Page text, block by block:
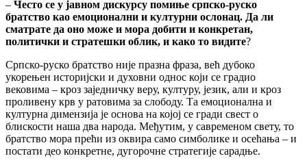
– Често се у јавном дискурсу помиње српско-руско
братство као емоционални и културни ослонац. Да ли
сматрате да оно може и мора добити и конкретан,
политички и стратешки облик, и како то видите?
Српско-руско братство није празна фраза, већ дубоко
укорењен историјски и духовни однос који се градио
вековима – кроз заједничку веру, културу, језик, али и кроз
проливену крв у ратовима за слободу. Та емоционална и
културна димензија је основа на којој се гради свест о
блискости наша два народа. Међутим, у савременом свету, то
братство мора прећи из оквира само симболике и осећања – и
постати део конкретне, дугорочне стратегије сарадње.